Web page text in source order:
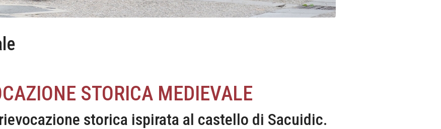
STORICA MEDIEVALE
storica ispirata al castello di Sacuidic.